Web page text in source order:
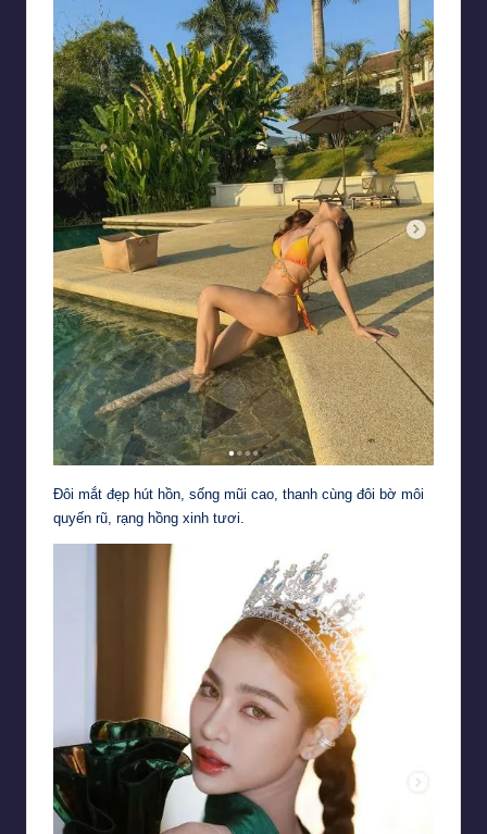
Đôi mắt đẹp hút hồn, sống mũi cao, thanh cùng đôi bờ môi
quyến rũ, rạng hồng xinh tươi.